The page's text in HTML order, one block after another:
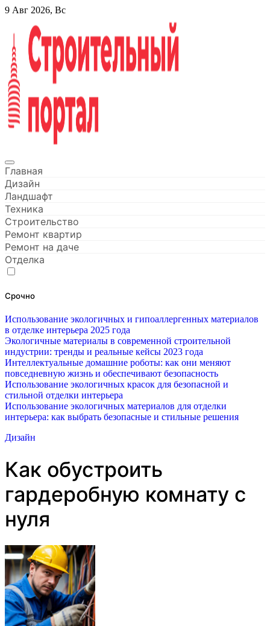
Перейти
содержанию
9 Авг 2026, Вс
Строительный портал
Главная
Дизайн
Ландшафт
Техника
Строительство
Ремонт квартир
Ремонт на даче
Отделка
Срочно
Использование экологичных и гипоаллергенных материалов
в отделке интерьера 2025 года
Экологичные материалы в современной строительной
индустрии: тренды и реальные кейсы 2023 года
Интеллектуальные домашние роботы: как они меняют
повседневную жизнь и обеспечивают безопасность
Использование экологичных красок для безопасной и
стильной отделки интерьера
Использование экологичных материалов для отделки
интерьера: как выбрать безопасные и стильные решения
Дизайн
Как обустроить
гардеробную комнату с
нуля